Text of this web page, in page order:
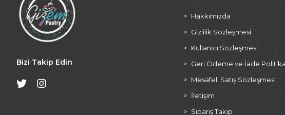
Bizi Takip Edin
Hakkımızda
Gizlilik Sözleşmesi
Kullanıcı Sözleşmesi
Geri Ödeme ve İade
Mesafeli Satış Sözleşmesi
İletişim
Sipariş Takip